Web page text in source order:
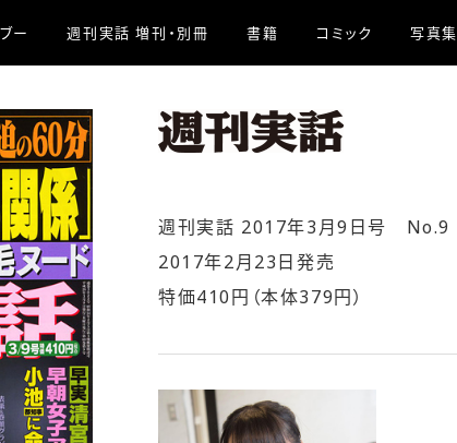
ー 週刊実話 増刊・別冊 書籍 コミック 写真集
週刊実話 2017年3月9日号 No.9
2017年2月23日発売
特価410円（本体379円）